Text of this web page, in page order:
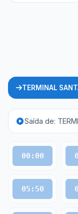
TERMINAL
Saída de:
00:00
05:50